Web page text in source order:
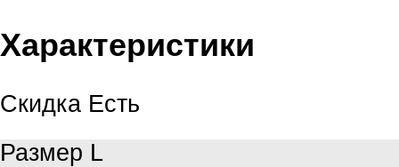
Характеристики
Скидка Есть
Размер L